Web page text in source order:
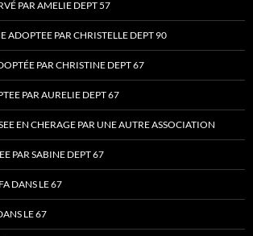
PAR AMELIE DEPT 57
ADOPTEE PAR CHRISTELLE DEPT 90
PAR CHRISTINE DEPT 67
PAR AURELIE DEPT 67
EN CHERAGE PAR UNE AUTRE ASSOCIATION
PAR SABINE DEPT 67
DANS LE 67
LE 67